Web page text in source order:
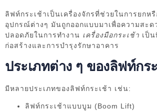
ลิฟท์กระเช้าเป็นเครื่องจักรที่ช่วยในการยกห
อุปกรณ์ต่างๆ มันถูกออกแบบมาเพื่อความสะด
ปลอดภัยในการทำงาน เครื่องมือกระเช้า เป็
ก่อสร้างและการบำรุงรักษาอาคาร
ประเภทต่าง ๆ ของลิฟท์กร
มีหลายประเภทของลิฟท์กระเช้า เช่น:
ลิฟท์กระเช้าแบบบูม (Boom Lift)